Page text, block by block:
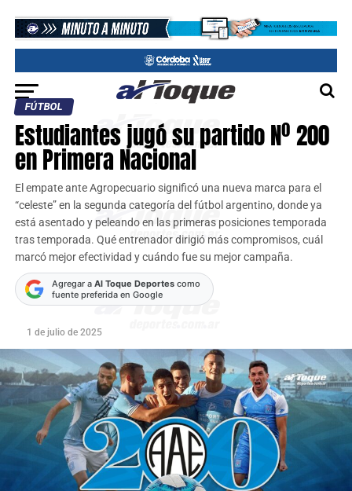
FÚTBOL
Estudiantes jugó su partido Nº 200
en Primera Nacional
El empate ante Agropecuario significó una nueva marca para el
“celeste” en la segunda categoría del fútbol argentino, donde ya
está asentado y peleando en las primeras posiciones temporada
tras temporada. Qué entrenador dirigió más compromisos, cuál
marcó mejor efectividad y cuándo fue su mejor campaña.
Agregar a Al Toque Deportescomo
fuente preferida en Google
1 de julio de 2025